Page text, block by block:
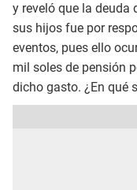
y reveló que la deuda
sus hijos fue por
eventos, pues ello
mil soles de pensión
dicho gasto. ¿En qué